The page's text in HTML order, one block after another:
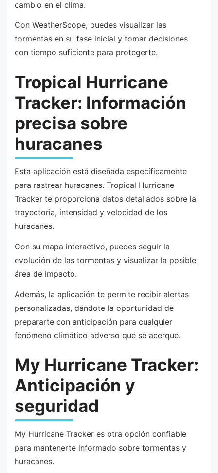
cambio en el clima.
Con WeatherScope, puedes visualizar las
tormentas en su fase inicial y tomar decisiones
con tiempo suficiente para protegerte.
Tropical Hurricane
Tracker: Información
precisa sobre
huracanes
Esta aplicación está diseñada específicamente
para rastrear huracanes. Tropical Hurricane
Tracker te proporciona datos detallados sobre la
trayectoria, intensidad y velocidad de los
huracanes.
Con su mapa interactivo, puedes seguir la
evolución de las tormentas y visualizar la posible
área de impacto.
Además, la aplicación te permite recibir alertas
personalizadas, dándote la oportunidad de
prepararte con anticipación para cualquier
fenómeno climático adverso que se acerque.
My Hurricane Tracker:
Anticipación y
seguridad
My Hurricane Tracker es otra opción confiable
para mantenerte informado sobre tormentas y
huracanes.